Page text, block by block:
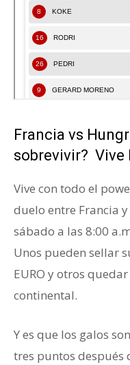
Francia vs
sobrevivir? Vive
Vive con todo el
duelo entre Francia
sábado a las 8:00
Unos pueden sellar
EURO y otros
continental.
Y es que los galos
tres puntos después